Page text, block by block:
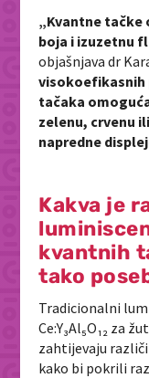
„Kvantne
boja i izuzetnu
objašnjava dr
visokoefikasnih
tačaka
zelenu, crvenu
napredne
Kakva je
kvantnih
tako
Tradicionalni
Ce:Y₃Al₅O₁₂ za
zahtijevaju
kako bi pokrili